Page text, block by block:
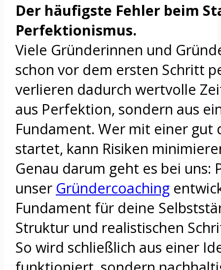
Der häufigste Fehler beim
Perfektionismus.
Viele Gründerinnen und
schon vor dem ersten Schritt
verlieren dadurch wertvolle
aus Perfektion, sondern aus
Fundament. Wer mit einer
startet, kann Risiken
Genau darum geht es bei uns:
unser Gründercoaching
Fundament für deine
Struktur und realistischen
So wird schließlich aus einer